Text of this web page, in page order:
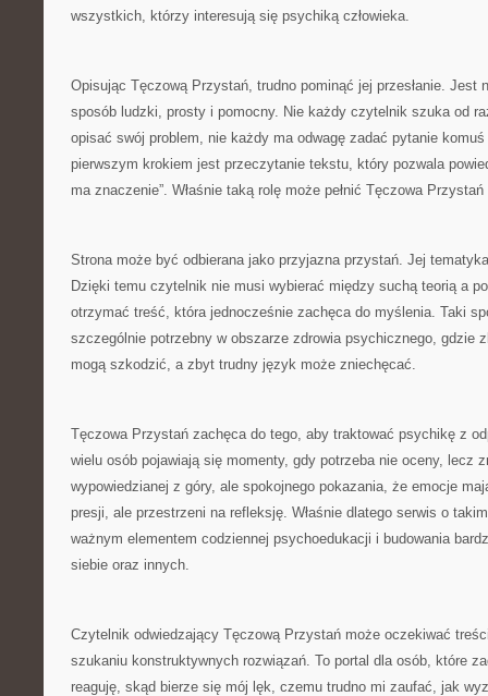
wszystkich, którzy interesują się psychiką człowieka.
Opisując Tęczową Przystań, trudno pominąć jej przesłanie. Jest
sposób ludzki, prosty i pomocny. Nie każdy czytelnik szuka od
opisać swój problem, nie każdy ma odwagę zadać pytanie
pierwszym krokiem jest przeczytanie tekstu, który pozwala
ma znaczenie”. Właśnie taką rolę może pełnić Tęczowa
Strona może być odbierana jako przyjazna przystań. Jej
Dzięki temu czytelnik nie musi wybierać między suchą teorią a
otrzymać treść, która jednocześnie zachęca do myślenia. Taki
szczególnie potrzebny w obszarze zdrowia psychicznego, gdzie
mogą szkodzić, a zbyt trudny język może zniechęcać.
Tęczowa Przystań zachęca do tego, aby traktować psychikę z
wielu osób pojawiają się momenty, gdy potrzeba nie oceny, lecz
wypowiedzianej z góry, ale spokojnego pokazania, że emocje
presji, ale przestrzeni na refleksję. Właśnie dlatego serwis o
ważnym elementem codziennej psychoedukacji i budowania
siebie oraz innych.
Czytelnik odwiedzający Tęczową Przystań może oczekiwać
szukaniu konstruktywnych rozwiązań. To portal dla osób, które
reaguję, skąd bierze się mój lęk, czemu trudno mi zaufać, jak